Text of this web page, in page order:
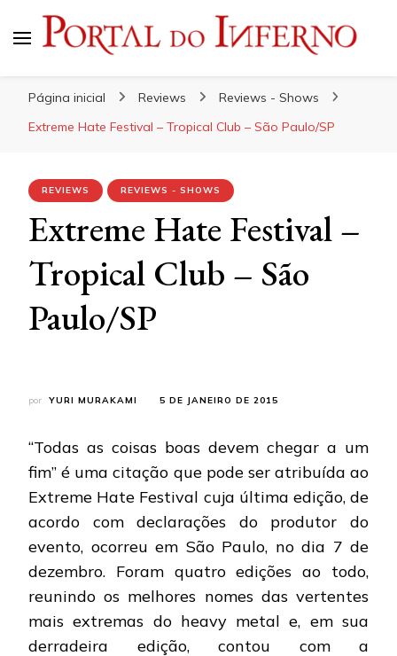
Página inicial Reviews
Reviews - Shows
Extreme Hate Festival – Tropical Club – São Paulo/SP
REVIEWS REVIEWS - SHOWS
Extreme Hate Festival –
Tropical Club – São
Paulo/SP
por YURI MURAKAMI 5 DE JANEIRO DE 2015
“Todas as coisas boas devem chegar a um
fim” é uma citação que pode ser atribuída ao
Extreme Hate Festival cuja última edição, de
acordo com declarações do produtor do
evento, ocorreu em São Paulo, no dia 7 de
dezembro. Foram quatro edições ao todo,
reunindo os melhores nomes das vertentes
mais extremas do heavy metal e, em sua
derradeira edição, contou com a